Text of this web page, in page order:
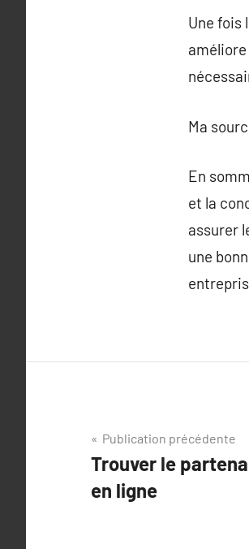
Une fois
Ma
En
et la
assurer
une
Navigation
de
l’article
Publication précédente
Trouver le
en ligne